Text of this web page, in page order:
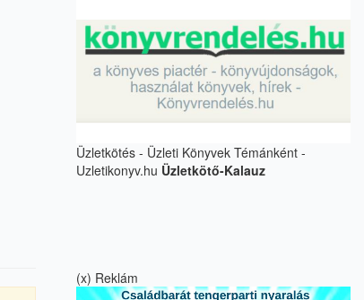
Üzletkötés - Üzleti Könyvek Témánként -
Uzletikonyv.hu Üzletkötő-Kalauz
(x) Reklám